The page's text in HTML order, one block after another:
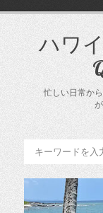
ス
ハワ
忙しい日常から